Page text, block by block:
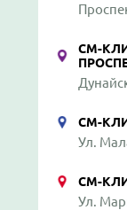
СМ-
СМ-
Ул.
СМ-
Ул.